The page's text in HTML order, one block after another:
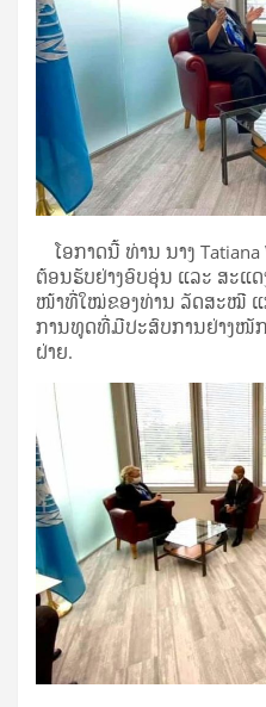
ໂອກາດນີ້ ທ່ານ ນາງ Tatiana
ຕ້ອນຮັບຢ່າງອົບອຸ່ນ ແລະ ສະແ
ໜ້າທີ່ໃໝ່ຂອງທ່ານ ລັດສະໝີ ແ
ການທູດທີ່ມີປະສົບການຢ່າງ
ຝ່າຍ.